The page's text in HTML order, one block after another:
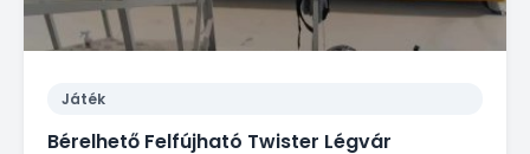
Játék
Bérelhető Felfújható Twister Légvár